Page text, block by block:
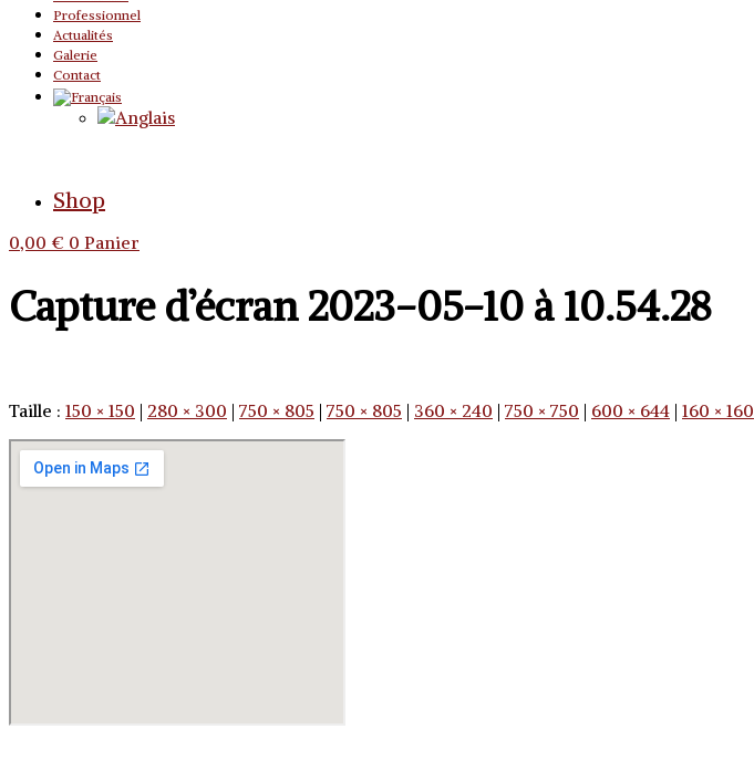
Professionnel
Actualités
Galerie
Contact
Shop
0,00 € 0 Panier
Capture d’écran 2023-05-10 à 10.54.28
Taille : 150 × 150 | 280 × 300 | 750 × 805 | 750 × 805 | 360 × 240 | 750 × 750 | 600 × 644 | 160 × 160